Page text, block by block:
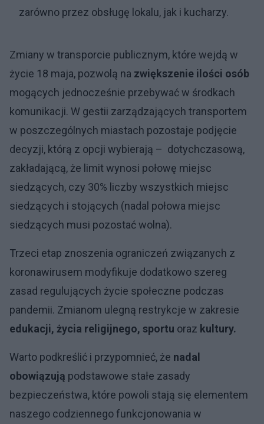
zarówno przez obsługę lokalu, jak i kucharzy.
Zmiany w transporcie publicznym, które wejdą w
życie 18 maja, pozwolą na zwiększenie ilości osób
mogących jednocześnie przebywać w środkach
komunikacji. W gestii zarządzających transportem
w poszczególnych miastach pozostaje podjęcie
decyzji, którą z opcji wybierają – dotychczasową,
zakładającą, że limit wynosi połowę miejsc
siedzących, czy 30% liczby wszystkich miejsc
siedzących i stojących (nadal połowa miejsc
siedzących musi pozostać wolna).
Trzeci etap znoszenia ograniczeń związanych z
koronawirusem modyfikuje dodatkowo szereg
zasad regulujących życie społeczne podczas
pandemii. Zmianom ulegną restrykcje w zakresie
edukacji, życia religijnego, sportu oraz kultury.
Warto podkreślić i przypomnieć, że nadal
obowiązują podstawowe stałe zasady
bezpieczeństwa, które powoli stają się elementem
naszego codziennego funkcjonowania w